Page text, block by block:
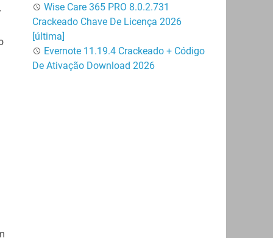
Wise Care 365 PRO 8.0.2.731
Crackeado Chave De Licença 2026
[última]
Evernote 11.19.4 Crackeado + Código
De Ativação Download 2026